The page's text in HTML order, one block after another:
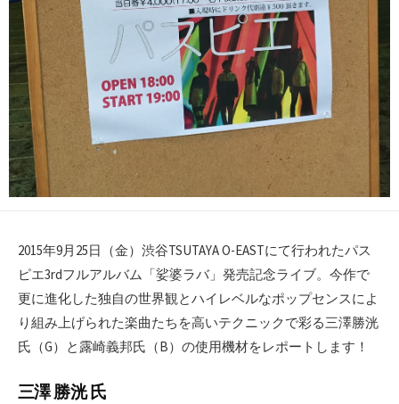
2015年9月25日（金）渋谷TSUTAYA O-EASTにて行われたパス
ピエ3rdフルアルバム「娑婆ラバ」発売記念ライブ。今作で
更に進化した独自の世界観とハイレベルなポップセンスによ
り組み上げられた楽曲たちを高いテクニックで彩る三澤勝洸
氏（G）と露崎義邦氏（B）の使用機材をレポートします！
三澤 勝洸 氏